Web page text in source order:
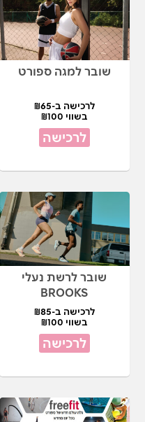
שובר למגה ספורט
לרכישה ב-₪65
בשווי ₪100
לרכישה
שובר לרשת נעלי
BROOKS
לרכישה ב-₪85
בשווי ₪100
לרכישה